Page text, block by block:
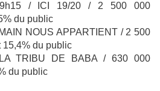
/ ICI 19/20 / 2 500 000
du public
NOUS APPARTIENT / 2 500
15,4% du public
TRIBU DE BABA / 630 000
du public